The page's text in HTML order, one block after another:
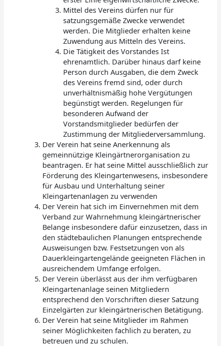
Mittel des Vereins dürfen nur für
satzungsgemäße Zwecke verwendet
werden. Die Mitglieder erhalten keine
Zuwendung aus Mitteln des Vereins.
Die Tätigkeit des Vorstandes Ist
ehrenamtlich. Darüber hinaus darf keine
Person durch Ausgaben, die dem Zweck
des Vereins fremd sind, oder durch
unverhältnismäßig hohe Vergütungen
begünstigt werden. Regelungen für
besonderen Aufwand der
Vorstandsmitglieder bedürfen der
Zustimmung der Mitgliederversammlung.
Der Verein hat seine Anerkennung als
gemeinnützige Kleingärtnerorganisation zu
beantragen. Er hat seine Mittel ausschließlich zur
Förderung des Kleingartenwesens, insbesondere
für Ausbau und Unterhaltung seiner
Kleingartenanlagen zu verwenden
Der Verein hat sich im Einvernehmen mit dem
Verband zur Wahrnehmung kleingärtnerischer
Belange insbesondere dafür einzusetzen, dass in
den städtebaulichen Planungen entsprechende
Ausweisungen bzw. Festsetzungen von als
Dauerkleingartengelände geeigneten Flächen in
ausreichendem Umfange erfolgen.
Der Verein überlässt aus der ihm verfügbaren
Kleingartenanlage seinen Mitgliedern
entsprechend den Vorschriften dieser Satzung
Einzelgärten zur kleingärtnerischen Betätigung.
Der Verein hat seine Mitglieder im Rahmen
seiner Möglichkeiten fachlich zu beraten, zu
betreuen und zu schulen.